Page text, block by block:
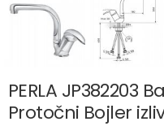
PERLA JP382203
Protočni Bojler